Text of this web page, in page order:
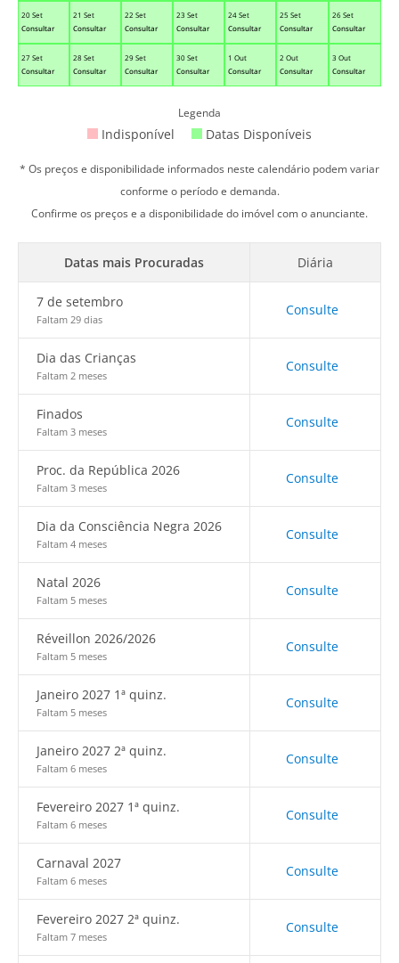
20 Set
Consultar
21 Set
Consultar
22 Set
Consultar
23 Set
Consultar
24 Set
Consultar
25 Set
Consultar
26 Set
Consultar
27 Set
Consultar
28 Set
Consultar
29 Set
Consultar
30 Set
Consultar
1 Out
Consultar
2 Out
Consultar
3 Out
Consultar
Legenda
Indisponível Datas Disponíveis
* Os preços e disponibilidade informados neste calendário podem variar
conforme o período e demanda.
Confirme os preços e a disponibilidade do imóvel com o anunciante.
Datas mais Procuradas Diária
7 de setembro
Faltam 29 dias
Consulte
Dia das Crianças
Faltam 2 meses
Consulte
Finados
Faltam 3 meses
Consulte
Proc. da República 2026
Faltam 3 meses
Consulte
Dia da Consciência Negra 2026
Faltam 4 meses
Consulte
Natal 2026
Faltam 5 meses
Consulte
Réveillon 2026/2026
Faltam 5 meses
Consulte
Janeiro 2027 1ª quinz.
Faltam 5 meses
Consulte
Janeiro 2027 2ª quinz.
Faltam 6 meses
Consulte
Fevereiro 2027 1ª quinz.
Faltam 6 meses
Consulte
Carnaval 2027
Faltam 6 meses
Consulte
Fevereiro 2027 2ª quinz.
Faltam 7 meses
Consulte